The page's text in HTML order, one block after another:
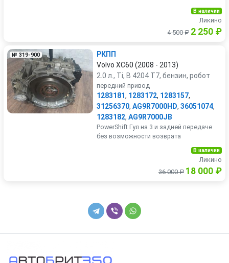
В наличии
Ликино
4 500 ₽ 2 250 ₽
№ 319-900
PКПП
Volvo XC60 (2008 - 2013)
2.0 л., Ti, B 4204 T7, бензин, робот
передний привод
1283181, 1283172, 1283157,
31256370, AG9R7000HD, 36051074,
1283182, AG9R7000JB
PowerShift Гул на 3 и задней передаче
без возможности возврата
В наличии
Ликино
36 000 ₽ 18 000 ₽